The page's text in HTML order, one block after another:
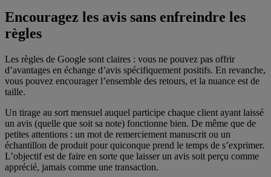
Votre check-list express pour démarrer
Encouragez les avis sans enfreindre les
règles
Les règles de Google sont claires : vous ne pouvez pas offrir
d’avantages en échange d’avis spécifiquement positifs. En revanche,
vous pouvez encourager l’ensemble des retours, et la nuance est de
taille.
Un tirage au sort mensuel auquel participe chaque client ayant laissé
un avis (quelle que soit sa note) fonctionne bien. De même que de
petites attentions : un mot de remerciement manuscrit ou un
échantillon de produit pour quiconque prend le temps de s’exprimer.
L’objectif est de faire en sorte que laisser un avis soit perçu comme
apprécié, jamais comme une transaction.